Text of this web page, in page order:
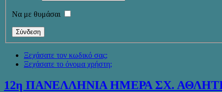
Να με θυμάσαι
Ξεχάσατε τον κωδικό σας;
Ξεχάσατε το όνομα χρήστη;
12η ΠΑΝΕΛΛΗΝΙΑ ΗΜΕΡΑ ΣΧ.